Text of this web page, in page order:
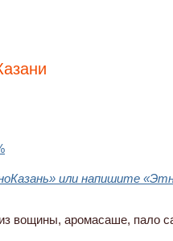
или напишите
вощины, аромасаше, пало